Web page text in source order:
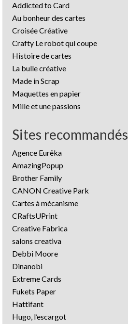
Addicted to Card
Au bonheur des cartes
Croisée Créative
Crafty Le robot qui coupe
Histoire de cartes
La bulle créative
Made in Scrap
Maquettes en papier
Mille et une passions
Sites recommandés
Agence Eurêka
AmazingPopup
Brother Family
CANON Creative Park
Cartes à mécanisme
CRaftsUPrint
Creative Fabrica
salons creativa
Debbi Moore
Dinanobi
Extreme Cards
Fukets Paper
Hattifant
Hugo, l’escargot